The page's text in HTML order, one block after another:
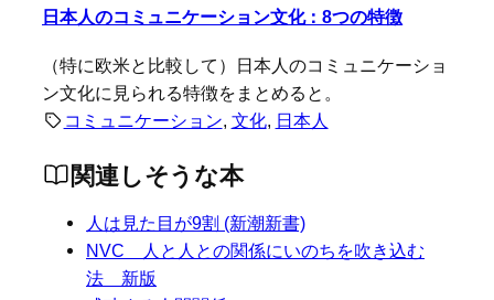
日本人のコミュニケーション文化：8つの特徴
（特に欧米と比較して）日本人のコミュニケーショ
ン文化に見られる特徴をまとめると。
コミュニケーション, 文化, 日本人
関連しそうな本
人は見た目が9割 (新潮新書)
NVC 人と人との関係にいのちを吹き込む
法 新版